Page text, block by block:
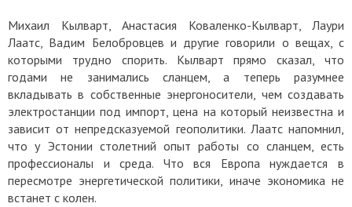
Михаил Кылварт, Анастасия Коваленко-Кылварт, Лаури
Лаатс, Вадим Белобровцев и другие говорили о вещах, с
которыми трудно спорить. Кылварт прямо сказал, что
годами не занимались сланцем, а теперь разумнее
вкладывать в собственные энергоносители, чем создавать
электростанции под импорт, цена на который неизвестна и
зависит от непредсказуемой геополитики. Лаатс напомнил,
что у Эстонии столетний опыт работы со сланцем, есть
профессионалы и среда. Что вся Европа нуждается в
пересмотре энергетической политики, иначе экономика не
встанет с колен.